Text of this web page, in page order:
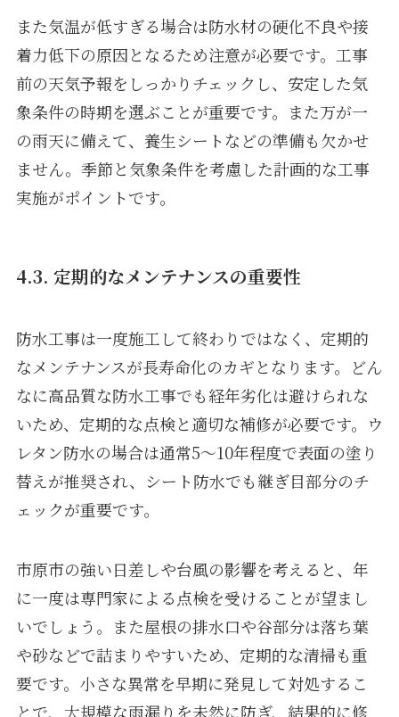
また気温が低すぎる場合は防水材の硬化不良や接
着力低下の原因となるため注意が必要です。工事
前の天気予報をしっかりチェックし、安定した気
象条件の時期を選ぶことが重要です。また万が一
の雨天に備えて、養生シートなどの準備も欠かせ
ません。季節と気象条件を考慮した計画的な工事
実施がポイントです。
4.3. 定期的なメンテナンスの重要性
防水工事は一度施工して終わりではなく、定期的
なメンテナンスが長寿命化のカギとなります。どん
なに高品質な防水工事でも経年劣化は避けられな
いため、定期的な点検と適切な補修が必要です。ウ
レタン防水の場合は通常5〜10年程度で表面の塗り
替えが推奨され、シート防水でも継ぎ目部分のチ
ェックが重要です。
市原市の強い日差しや台風の影響を考えると、年
に一度は専門家による点検を受けることが望まし
いでしょう。また屋根の排水口や谷部分は落ち葉
や砂などで詰まりやすいため、定期的な清掃も重
要です。小さな異常を早期に発見して対処するこ
とで、大規模な雨漏りを未然に防ぎ、結果的に修